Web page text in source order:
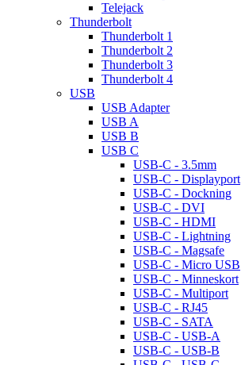
Telejack
Thunderbolt
Thunderbolt 1
Thunderbolt 2
Thunderbolt 3
Thunderbolt 4
USB
USB Adapter
USB A
USB B
USB C
USB-C - 3.5mm
USB-C - Displayport
USB-C - Dockning
USB-C - DVI
USB-C - HDMI
USB-C - Lightning
USB-C - Magsafe
USB-C - Micro USB
USB-C - Minneskort
USB-C - Multiport
USB-C - RJ45
USB-C - SATA
USB-C - USB-A
USB-C - USB-B